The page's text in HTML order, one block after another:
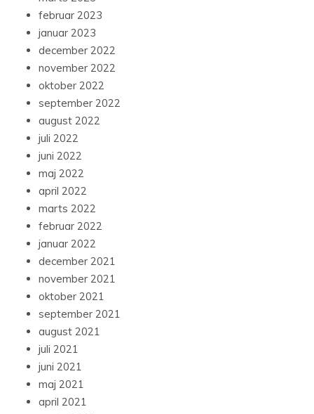
februar 2023
januar 2023
december 2022
november 2022
oktober 2022
september 2022
august 2022
juli 2022
juni 2022
maj 2022
april 2022
marts 2022
februar 2022
januar 2022
december 2021
november 2021
oktober 2021
september 2021
august 2021
juli 2021
juni 2021
maj 2021
april 2021